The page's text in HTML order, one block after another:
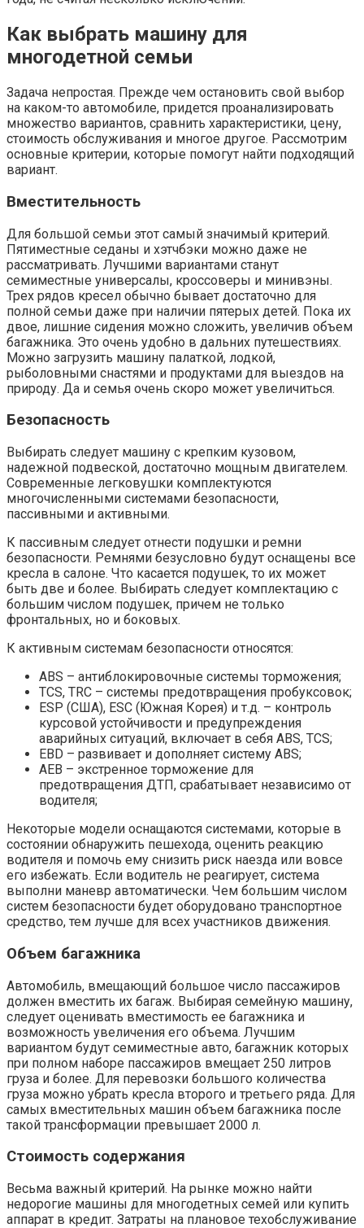
Как выбрать машину для
многодетной семьи
Задача непростая. Прежде чем остановить свой выбор
на каком-то автомобиле, придется проанализировать
множество вариантов, сравнить характеристики, цену,
стоимость обслуживания и многое другое. Рассмотрим
основные критерии, которые помогут найти подходящий
вариант.
Вместительность
Для большой семьи этот самый значимый критерий.
Пятиместные седаны и хэтчбэки можно даже не
рассматривать. Лучшими вариантами станут
семиместные универсалы, кроссоверы и минивэны.
Трех рядов кресел обычно бывает достаточно для
полной семьи даже при наличии пятерых детей. Пока их
двое, лишние сидения можно сложить, увеличив объем
багажника. Это очень удобно в дальних путешествиях.
Можно загрузить машину палаткой, лодкой,
рыболовными снастями и продуктами для выездов на
природу. Да и семья очень скоро может увеличиться.
Безопасность
Выбирать следует машину с крепким кузовом,
надежной подвеской, достаточно мощным двигателем.
Современные легковушки комплектуются
многочисленными системами безопасности,
пассивными и активными.
К пассивным следует отнести подушки и ремни
безопасности. Ремнями безусловно будут оснащены все
кресла в салоне. Что касается подушек, то их может
быть две и более. Выбирать следует комплектацию с
большим числом подушек, причем не только
фронтальных, но и боковых.
К активным системам безопасности относятся:
ABS – антиблокировочные системы торможения;
TCS, TRC – системы предотвращения пробуксовок;
ESP (США), ESC (Южная Корея) и т.д. – контроль
курсовой устойчивости и предупреждения
аварийных ситуаций, включает в себя ABS, TCS;
EBD – развивает и дополняет систему ABS;
AEB – экстренное торможение для
предотвращения ДТП, срабатывает независимо от
водителя;
Некоторые модели оснащаются системами, которые в
состоянии обнаружить пешехода, оценить реакцию
водителя и помочь ему снизить риск наезда или вовсе
его избежать. Если водитель не реагирует, система
выполни маневр автоматически. Чем большим числом
систем безопасности будет оборудовано транспортное
средство, тем лучше для всех участников движения.
Объем багажника
Автомобиль, вмещающий большое число пассажиров
должен вместить их багаж. Выбирая семейную машину,
следует оценивать вместимость ее багажника и
возможность увеличения его объема. Лучшим
вариантом будут семиместные авто, багажник которых
при полном наборе пассажиров вмещает 250 литров
груза и более. Для перевозки большого количества
груза можно убрать кресла второго и третьего ряда. Для
самых вместительных машин объем багажника после
такой трансформации превышает 2000 л.
Стоимость содержания
Весьма важный критерий. На рынке можно найти
недорогие машины для многодетных семей или купить
аппарат в кредит. Затраты на плановое техобслуживание